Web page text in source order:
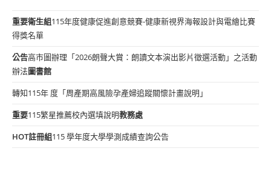
重要衛生組115年度健康促進創意競賽-健康新視界海報設計與電繪比賽
得獎名單
公告高市圖辦理「2026朗聲大賞：朗讀文本演出影片徵選活動」之活動
辦法圖書館
轉知115年 度「周產期高風險孕產婦追蹤關懷計畫說明」
重要115繁星推薦校內選填說明教務處
HOT註冊組115 學年度大學學測成績查詢公告